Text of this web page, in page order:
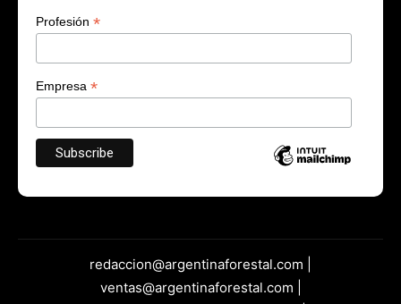
Profesión *
Empresa *
redaccion@argentinaforestal.com |
ventas@argentinaforestal.com |